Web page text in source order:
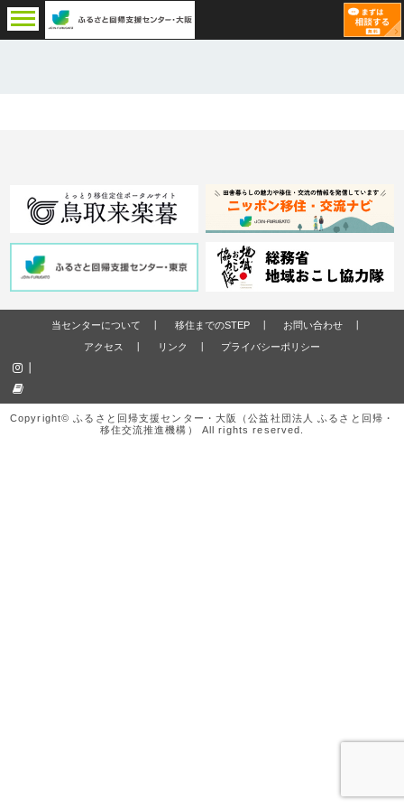
当センターについて 移住までのSTEP
お問い合わせ
アクセス
リンク プライバシーポリシー
Copyright© ふるさと回帰支援センター・大阪（公益社団法人 ふるさと回帰・
移住交流推進機構） All rights reserved.